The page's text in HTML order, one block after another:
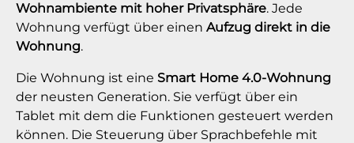
Wohnambiente mit hoher Privatsphäre. Jede
Wohnung verfügt über einen Aufzug direkt in die
Wohnung.
Die Wohnung ist eine Smart Home 4.0-Wohnung
der neusten Generation. Sie verfügt über ein
Tablet mit dem die Funktionen gesteuert werden
können. Die Steuerung über Sprachbefehle mit